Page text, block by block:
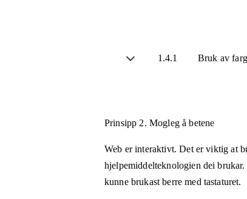
1.4.1 Bruk av
Prinsipp 2. Mogleg å betene
Web er interaktivt. Det er viktig at
hjelpemiddelteknologien dei
kunne brukast berre med tastaturet.